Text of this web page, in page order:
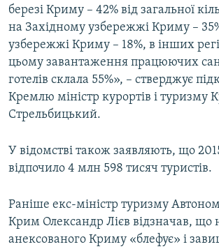
ІНФОГРАФІКА
ДОЛУЧАЙСЯ!
Усі сайти RFE/RL
березі Криму – 42% від загальної
на Західному узбережжі Криму –
узбережжі Криму – 18%, в інших
цьому завантаження працюючих
готелів склала 55%», – стверджує
Кремлю міністр курортів і туризму
Стрельбицький.
У відомстві також заявляють, що
відпочило 4 млн 598 тисяч туристів.
Раніше екс-міністр туризму
Крим Олександр Лієв відзначав, що
анексованого Криму «блефує» і